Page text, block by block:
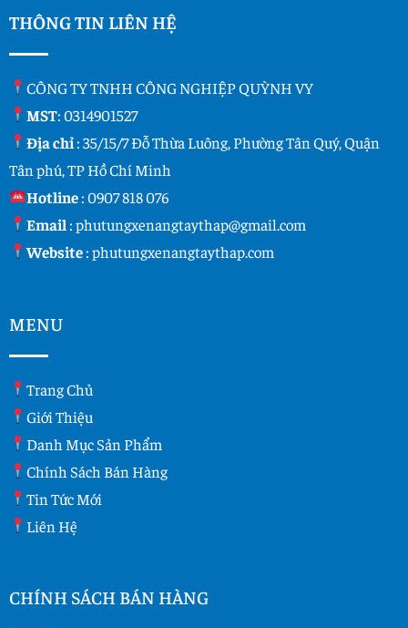
THÔNG TIN LIÊN HỆ
CÔNG TY TNHH CÔNG NGHIỆP QUỲNH VY
MST: 0314901527
Địa chỉ: 35/15/7 Đỗ Thừa Luông, Phường Tân Quý, Quận
Tân phú, TP Hồ Chí Minh
Hotline:0907 818 076
Email :phutungxenangtaythap@gmail.com
Website:phutungxenangtaythap.com
MENU
Trang Chủ
Giới Thiệu
Danh Mục Sản Phẩm
Chính Sách Bán Hàng
Tin Tức Mới
Liên Hệ
CHÍNH SÁCH BÁN HÀNG